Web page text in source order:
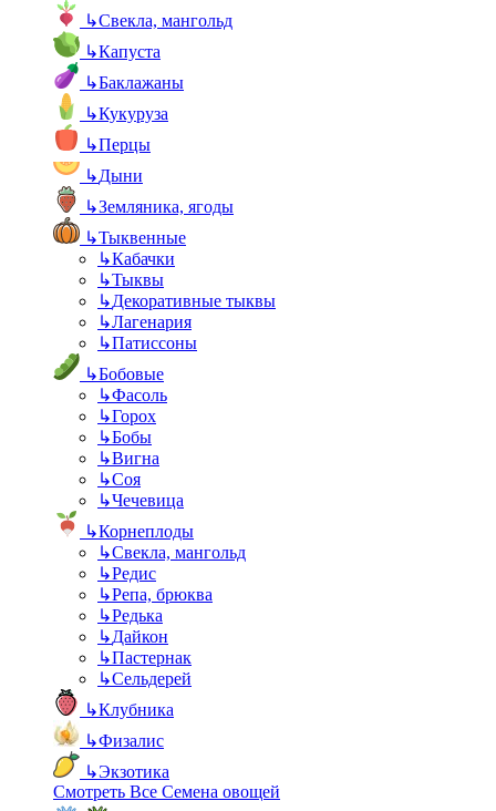
↳Свекла, мангольд
↳Капуста
↳Баклажаны
↳Кукуруза
↳Перцы
↳Дыни
↳Земляника, ягоды
↳Тыквенные
↳Кабачки
↳Тыквы
↳Декоративные тыквы
↳Лагенария
↳Патиссоны
↳Бобовые
↳Фасоль
↳Горох
↳Бобы
↳Вигна
↳Соя
↳Чечевица
↳Корнеплоды
↳Свекла, мангольд
↳Редис
↳Репа, брюква
↳Редька
↳Дайкон
↳Пастернак
↳Сельдерей
↳Клубника
↳Физалис
↳Экзотика
Смотреть Все Семена овощей